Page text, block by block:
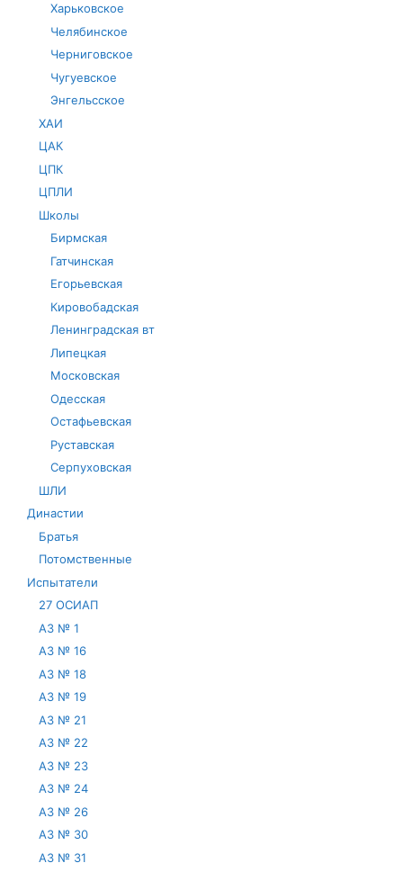
Харьковское
Челябинское
Черниговское
Чугуевское
Энгельсское
ХАИ
ЦАК
ЦПК
ЦПЛИ
Школы
Бирмская
Гатчинская
Егорьевская
Кировобадская
Ленинградская вт
Липецкая
Московская
Одесская
Остафьевская
Руставская
Серпуховская
ШЛИ
Династии
Братья
Потомственные
Испытатели
27 ОСИАП
АЗ № 1
АЗ № 16
АЗ № 18
АЗ № 19
АЗ № 21
АЗ № 22
АЗ № 23
АЗ № 24
АЗ № 26
АЗ № 30
АЗ № 31